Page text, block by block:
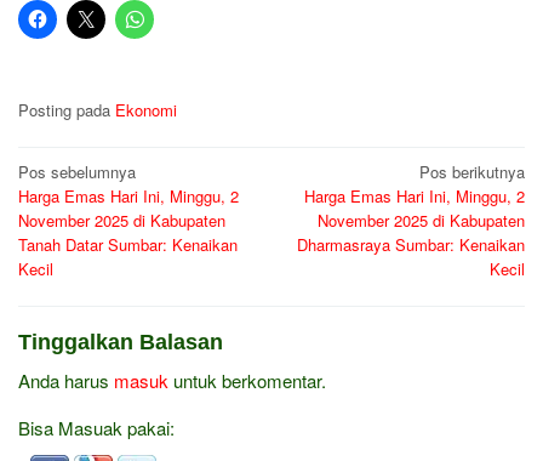
Posting pada Ekonomi
Navigasi
pos
Pos sebelumnya
Harga Emas Hari Ini, Minggu, 2
November 2025 di Kabupaten
Tanah Datar Sumbar: Kenaikan
Kecil
Pos berikutnya
Harga Emas Hari Ini, Minggu, 2
November 2025 di Kabupaten
Dharmasraya Sumbar: Kenaikan
Kecil
Tinggalkan Balasan
Anda harus masuk untuk berkomentar.
Bisa Masuak pakai: